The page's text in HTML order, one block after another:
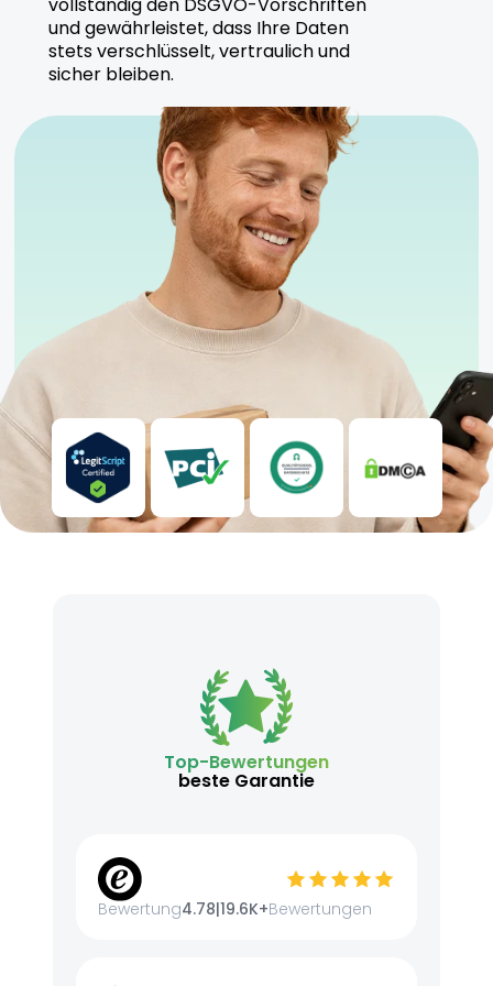
Avaay Signature steht für Premium-Produkte mit
höchsten Qualitätsstandards und nachhaltiger
Produktion.
Sicherheitshinweise
An einem kühlen, trockenen Ort aufbewahren
Nur für erfahrene Nutzer empfohlen
Ärztliche Aufsicht wird empfohlen
vollständig den DSGVO-Vorschriften
und gewährleistet, dass Ihre Daten
stets verschlüsselt, vertraulich und
sicher bleiben.
Top-Bewertungen
beste Garantie
Bewertung4.78|19.6K+Bewertungen